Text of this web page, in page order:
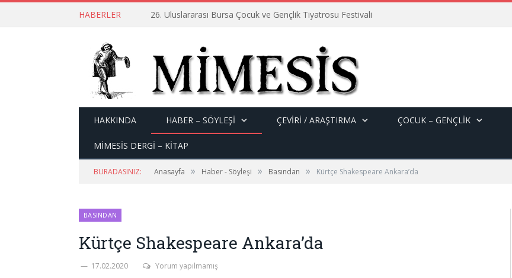
HABERLER 26. Uluslararası Bursa Çocuk ve Gençlik Tiyatrosu Festivali
HAKKINDA HABER – SÖYLEŞI ÇEVİRİ / ARAŞTIRMA ÇOCUK – GENÇLIK
MİMESİS DERGİ – KİTAP
BURADASINIZ: Anasayfa » Haber - Söyleşi » Basından » Kürtçe Shakespeare Ankara’da
BASINDAN
Kürtçe Shakespeare Ankara’da
17.02.2020 Yorum yapılmamış